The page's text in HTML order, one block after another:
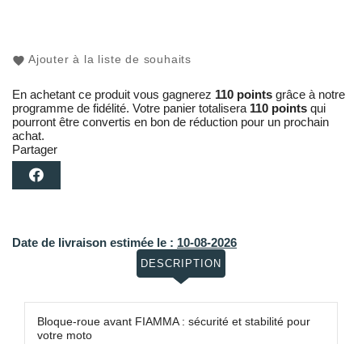
Ajouter à la liste de souhaits
En achetant ce produit vous gagnerez 110 points grâce à notre
programme de fidélité. Votre panier totalisera 110 points qui
pourront être convertis en bon de réduction pour un prochain
achat.
Partager
Date de livraison estimée le : 10-08-2026
DESCRIPTION
Bloque-roue avant FIAMMA : sécurité et stabilité pour
votre moto